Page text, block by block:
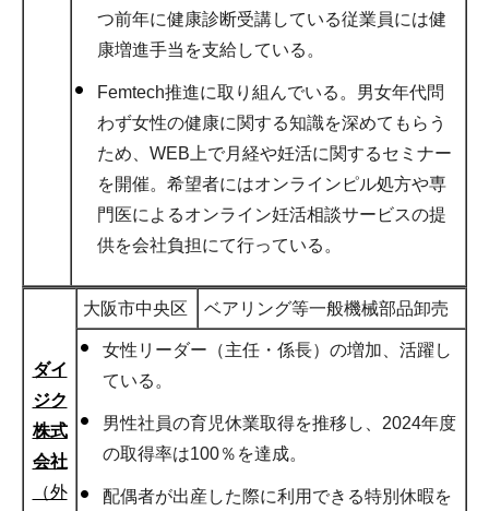
つ前年に健康診断受講している従業員には健
康増進手当を支給している。
Femtech推進に取り組んでいる。男女年代問
わず女性の健康に関する知識を深めてもらう
ため、WEB上で月経や妊活に関するセミナー
を開催。希望者にはオンラインピル処方や専
門医によるオンライン妊活相談サービスの提
供を会社負担にて行っている。
ダイ
ジク
株式
会社
（外
大阪市中央区 ベアリング等一般機械部品卸売
女性リーダー（主任・係長）の増加、活躍し
ている。
男性社員の育児休業取得を推移し、2024年度
の取得率は100％を達成。
配偶者が出産した際に利用できる特別休暇を